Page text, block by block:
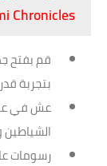
Chronicles
قم بفتح
بتجربة
عش في
الشياطين